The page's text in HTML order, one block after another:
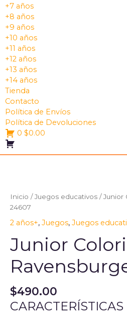
+7 años
+8 años
+9 años
+10 años
+11 años
+12 años
+13 años
+14 años
Tienda
Contacto
Política de Envíos
Política de Devoluciones
0 $0.00
Inicio /Juegos educativos / Junior
24607
2 años+, Juegos, Juegos
Junior
$490.00
CARACTERÍSTICAS